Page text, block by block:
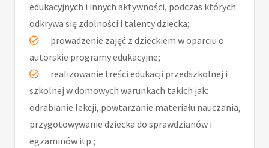
edukacyjnych i innych aktywności, podczas których
odkrywa się zdolności i talenty dziecka;
prowadzenie zajęć z dzieckiem w oparciu o
autorskie programy edukacyjne;
realizowanie treści edukacji przedszkolnej i
szkolnej w domowych warunkach takich jak:
odrabianie lekcji, powtarzanie materiału nauczania,
przygotowywanie dziecka do sprawdzianów i
egzaminów itp.;